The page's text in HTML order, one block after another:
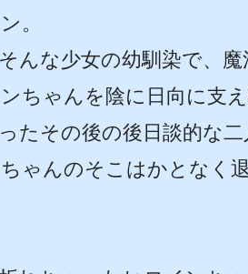
。
んな少女の幼馴染で、
ちゃんを陰に日向に支え
たその後の後日談的な
ゃんのそこはかとなく